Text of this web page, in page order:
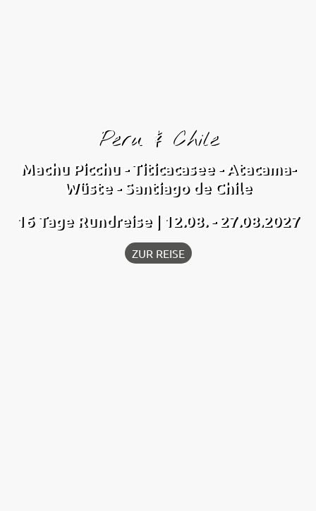
Peru & Chile
Machu Picchu - Titicacasee - Atacama-
Wüste - Santiago de Chile
16 Tage Rundreise | 12.08. - 27.08.2027
ZUR REISE